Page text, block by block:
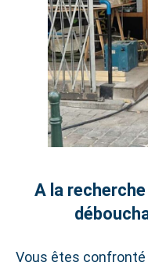
A la
Vous êtes